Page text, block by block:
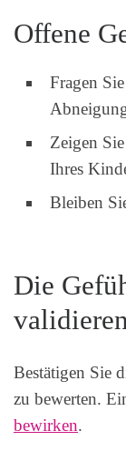
Offene
Fragen
Zeigen
Ihres
Bleiben
Die
Bestätigen Sie
zu bewerten.
bewirken.